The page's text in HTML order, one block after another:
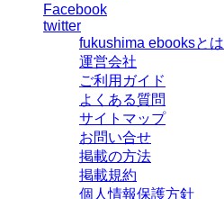
Facebook
twitter
fukushima ebooksとは
運営会社
ご利用ガイド
よくある質問
サイトマップ
お問い合せ
掲載の方法
掲載規約
個人情報保護方針